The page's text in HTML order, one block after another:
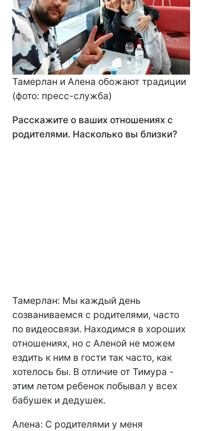
Тамерлан и Алена обожают традиции
(фото: пресс-служба)
Расскажите о ваших отношениях с
родителями. Насколько вы близки?
Тамерлан: Мы каждый день
созваниваемся с родителями, часто
по видеосвязи. Находимся в хороших
отношениях, но с Аленой не можем
ездить к ним в гости так часто, как
хотелось бы. В отличие от Тимура -
этим летом ребенок побывал у всех
бабушек и дедушек.
Алена: С родителями у меня